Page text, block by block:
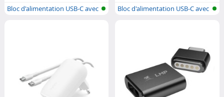
Bloc d'alimentation USB-C avec
Bloc d'alimentation USB-C avec